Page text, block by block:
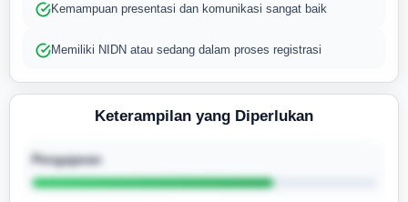
Kemampuan presentasi dan komunikasi sangat baik
Memiliki NIDN atau sedang dalam proses registrasi
Keterampilan yang Diperlukan
Pengajaran